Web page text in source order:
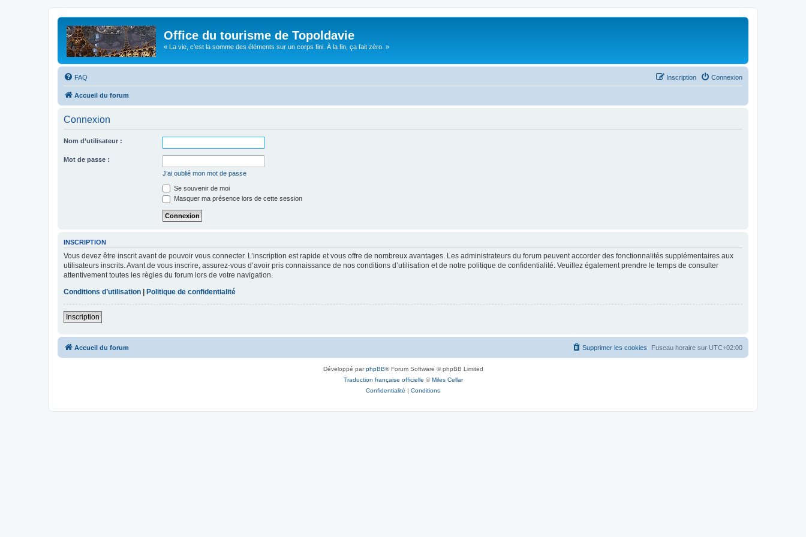
Office du tourisme de Topoldavie
« La vie, c'est la somme des éléments sur un corps fini. À la fin, ça fait zéro. »
FAQ Connexion
Inscription
Accueil du forum
Connexion
Nom d’utilisateur :
Mot de passe :
J’ai oublié mon mot de passe
Se souvenir de moi
Masquer ma présence lors de cette session
INSCRIPTION
Vous devez être inscrit avant de pouvoir vous connecter. L’inscription est rapide et vous offre de nombreux avantages. Les administrateurs du forum peuvent accorder des fonctionnalités supplémentaires aux
utilisateurs inscrits. Avant de vous inscrire, assurez-vous d’avoir pris connaissance de nos conditions d’utilisation et de notre politique de confidentialité. Veuillez également prendre le temps de consulter
attentivement toutes les règles du forum lors de votre navigation.
Conditions d’utilisation
Politique de confidentialité
Inscription
Accueil du forum Fuseau horaire sur UTC+02:00
Supprimer les cookies
Développé parphpBB® Forum Software © phpBB Limited
Traduction française officielle ©Miles Cellar
Confidentialité | Conditions